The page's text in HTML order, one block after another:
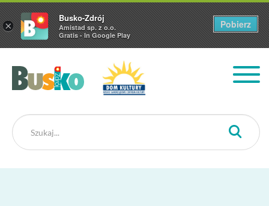
Busko Zdrój
×
Busko-Zdrój
Amistad sp. z o.o.
Gratis - In Google Play
Pobierz